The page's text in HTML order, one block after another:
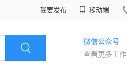
我要发布 移动端
微信公众号
查看更多工作